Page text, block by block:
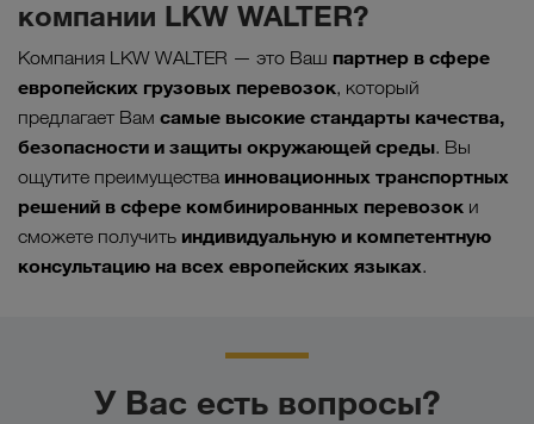
компании LKW WALTER?
Компания LKW WALTER — это Ваш партнер в сфере
европейских грузовых перевозок, который
предлагает Вам самые высокие стандарты качества,
безопасности и защиты окружающей среды. Вы
ощутите преимущества инновационных транспортных
решений в сфере комбинированных перевозок и
сможете получить индивидуальную и компетентную
консультацию на всех европейских языках.
У Вас есть вопросы?